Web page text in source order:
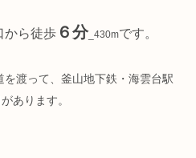
から徒歩 ６分_430mです。
渡って、釜山地下鉄・海雲台駅
あります。